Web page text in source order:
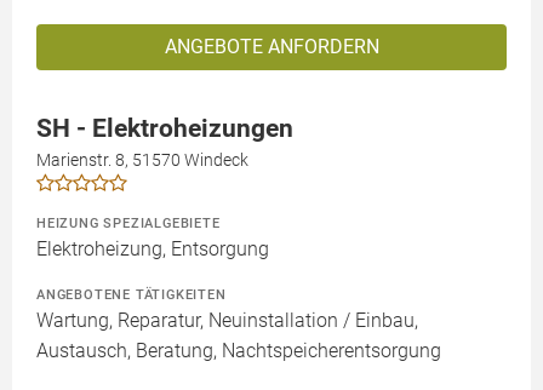
ANGEBOTE ANFORDERN
SH - Elektroheizungen
Marienstr. 8, 51570 Windeck
HEIZUNG SPEZIALGEBIETE
Elektroheizung, Entsorgung
ANGEBOTENE TÄTIGKEITEN
Wartung, Reparatur, Neuinstallation / Einbau,
Austausch, Beratung, Nachtspeicherentsorgung